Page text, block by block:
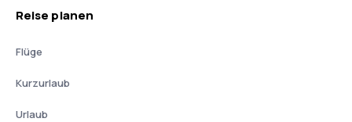
Reise planen
Flüge
Kurzurlaub
Urlaub